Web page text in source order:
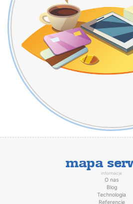
mapa
informacje
O nas
Blog
Technologia
Referencje